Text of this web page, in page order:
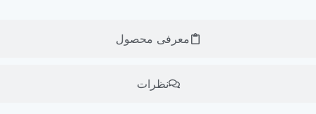
معرفی محصول
نظرات